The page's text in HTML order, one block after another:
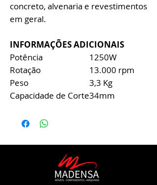
concreto, alvenaria e revestimentos
em geral.
INFORMAÇÕES ADICIONAIS
Potência
1250W
Rotação
13.000 rpm
Peso
3,3 Kg
Capacidade de Corte34mm